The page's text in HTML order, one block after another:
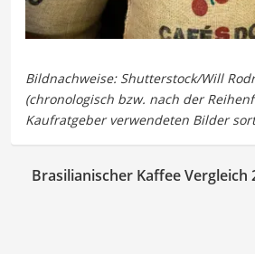
Brasilianischer Kaffee Vergleich